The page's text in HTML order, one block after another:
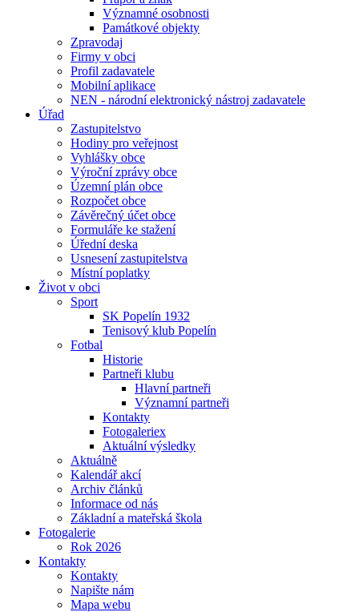
Významné osobnosti
Památkové objekty
Zpravodaj
Firmy v obci
Profil zadavatele
Mobilní aplikace
NEN - národní elektronický nástroj zadavatele
Úřad
Zastupitelstvo
Hodiny pro veřejnost
Vyhlášky obce
Výroční zprávy obce
Územní plán obce
Rozpočet obce
Závěrečný účet obce
Formuláře ke stažení
Úřední deska
Usnesení zastupitelstva
Místní poplatky
Život v obci
Sport
SK Popelín 1932
Tenisový klub Popelín
Fotbal
Historie
Partneři klubu
Hlavní partneři
Významní partneři
Kontakty
Fotogaleriex
Aktuální výsledky
Aktuálně
Kalendář akcí
Archiv článků
Informace od nás
Základní a mateřská škola
Fotogalerie
Rok 2026
Kontakty
Kontakty
Napište nám
Mapa webu